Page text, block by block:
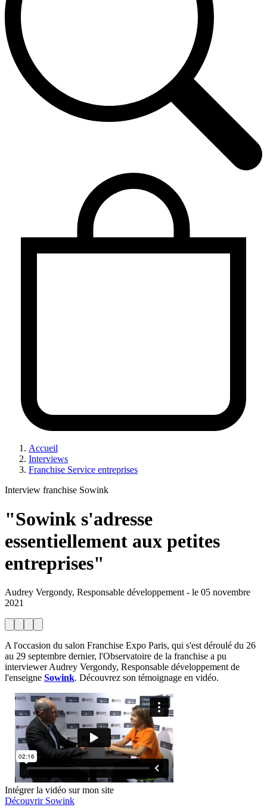
Accueil
Interviews
Franchise Service entreprises
Interview franchise Sowink
"Sowink s'adresse
essentiellement aux petites
entreprises"
Audrey Vergondy, Responsable développement- le 05 novembre
2021
A l'occasion du salon Franchise Expo Paris, qui s'est déroulé du 26
au 29 septembre dernier, l'Observatoire de la franchise a pu
interviewer Audrey Vergondy, Responsable développement de
l'enseigne Sowink. Découvrez son témoignage en vidéo.
Intégrer la vidéo sur mon site
Découvrir Sowink